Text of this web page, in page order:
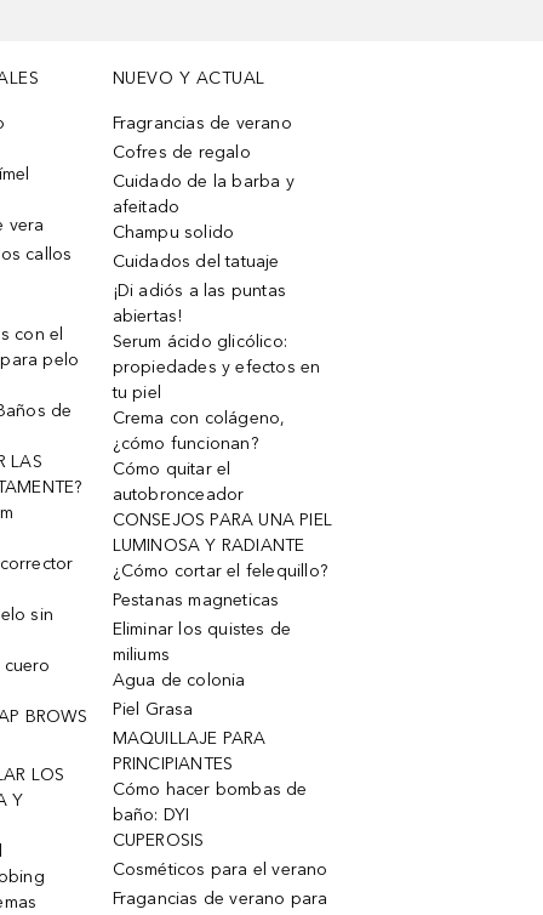
vera
callos
con el
pelo
de
LAS
sin
BROWS
LOS
Y
NUEVO Y ACTUAL
Fragrancias de verano
Cofres de regalo
Cuidado de la barba y
afeitado
Champu solido
Cuidados del tatuaje
¡Di adiós a las puntas
abiertas!
Serum ácido glicólico:
propiedades y efectos en
tu piel
Crema con colágeno,
¿cómo funcionan?
Cómo quitar el
autobronceador
CONSEJOS PARA UNA PIEL
LUMINOSA Y RADIANTE
¿Cómo cortar el felequillo?
Pestanas magneticas
Eliminar los quistes de
miliums
Agua de colonia
Piel Grasa
MAQUILLAJE PARA
PRINCIPIANTES
Cómo hacer bombas de
baño: DYI
CUPEROSIS
Cosméticos para el verano
Fragancias de verano para